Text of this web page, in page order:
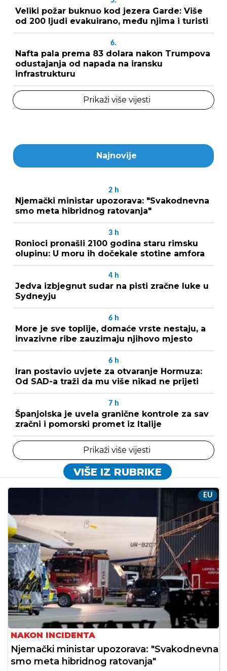
Veliki požar buknuo kod jezera Garde: Više
od 200 ljudi evakuirano, među njima i turisti
6.
Nafta pala prema 83 dolara nakon Trumpova
odustajanja od napada na iransku
infrastrukturu
Prikaži više vijesti
Najnovije
2 h
Njemački ministar upozorava: "Svakodnevna
smo meta hibridnog ratovanja"
3 h
Ronioci pronašli 2100 godina staru rimsku
olupinu: U moru ih dočekale stotine amfora
4 h
Jedva izbjegnut sudar na pisti zračne luke u
Sydneyju
6 h
More je sve toplije, domaće vrste nestaju, a
invazivne ribe zauzimaju njihovo mjesto
6 h
Iran postavio uvjete za otvaranje Hormuza:
Od SAD-a traži da mu više nikad ne prijeti
7 h
Španjolska je uvela granične kontrole za sav
zračni i pomorski promet iz Italije
Prikaži više vijesti
VIŠE IZ RUBRIKE
EU
NAKON INCIDENTA
Njemački ministar upozorava: "Svakodnevna
smo meta hibridnog ratovanja"